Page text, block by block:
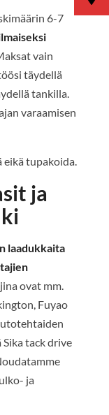
6-7
vain
täydellä
tankilla.
varaamisen
eikä tupakoida.
ja
laadukkaita
ovat mm.
Fuyao
tack drive
ja